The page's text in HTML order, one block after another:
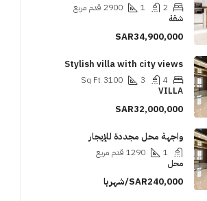
2
1
2900 قدم مربع
شقة
SAR34,900,000
Stylish villa with city views
4
3
3100
Sq Ft
VILLA
SAR32,000,000
واجهة محل مجددة للإيجار
1
1290 قدم مربع
محل
SAR240,000/شهريا